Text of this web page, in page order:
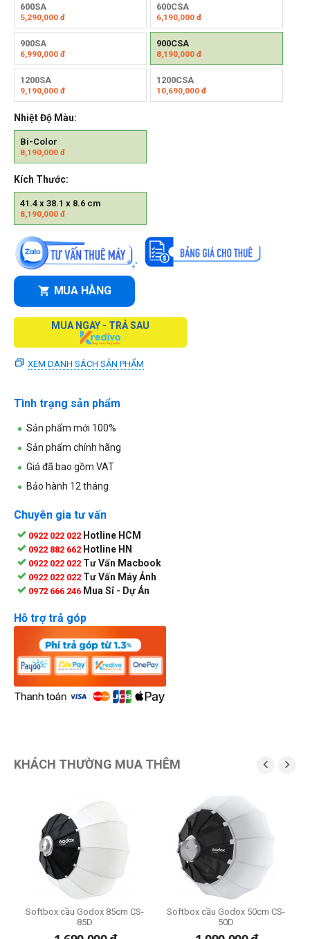
600SA
5,290,000 đ
600CSA
6,190,000đ
900SA
6,990,000 đ
900CSA
8,190,000đ
1200SA
9,190,000 đ
1200CSA
10,690,000đ
Nhiệt Độ Màu:
Bi-Color
8,190,000 đ
Kích Thước:
41.4 x 38.1 x 8.6 cm
8,190,000 đ
MUA HÀNG
MUA NGAY - TRẢ SAU
XEM DANH SÁCH SẢN PHẨM
Tình trạng sản phẩm
Sản phẩm mới 100%
Sản phẩm chính hãng
Giá đã bao gồm VAT
Bảo hành 12 tháng
Chuyên gia tư vấn
0922 022 022 Hotline HCM
0922 882 662 Hotline HN
0922 022 022 Tư Vấn Macbook
0922 022 022 Tư Vấn Máy Ảnh
0972 666 246 Mua Sỉ - Dự Án
Hỗ trợ trả góp
KHÁCH THƯỜNG MUA THÊM  
Softbox cầu Godox 85cm CS-
85D
Softbox cầu Godox 50cm CS-
50D